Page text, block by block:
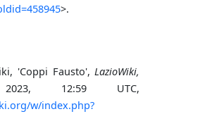
>.
'Coppi Fausto',LazioWiki,
12:59 UTC,
w/index.php?